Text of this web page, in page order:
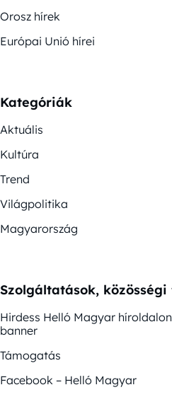
Orosz hírek
Európai Unió hírei
Kategóriák
Aktuális
Kultúra
Trend
Világpolitika
Magyarország
Szolgáltatások,
Hirdess Helló Magyar
banner
Támogatás
Facebook – Helló Magyar